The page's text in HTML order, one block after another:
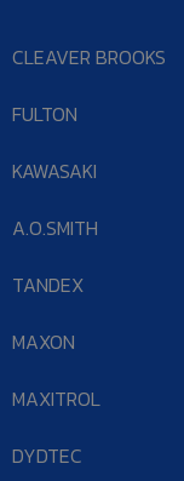
CLEAVER BROOKS
FULTON
KAWASAKI
A.O.SMITH
TANDEX
MAXON
MAXITROL
DYDTEC